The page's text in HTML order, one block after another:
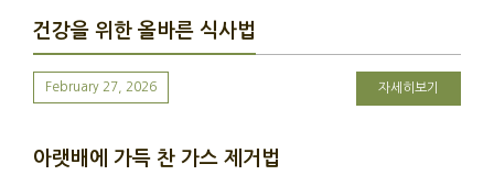
건강을 위한 올바른 식사법
February 27, 2026 자세히보기
아랫배에 가득 찬 가스 제거법